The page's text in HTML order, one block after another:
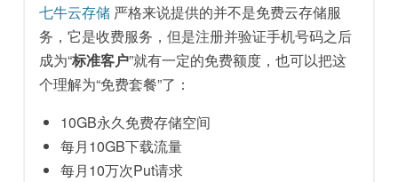
七牛云存储 严格来说提供的并不是免费云存储服
务，它是收费服务，但是注册并验证手机号码之后
成为“标准客户”就有一定的免费额度，也可以把这
个理解为“免费套餐”了：
10GB永久免费存储空间
每月10GB下载流量
每月10万次Put请求